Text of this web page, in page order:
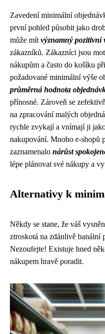
Zavedení minimální
první pohled působit jako
může mít významný pozitivní
zákazníků. Zákazníci jsou
nákupům a často do košíku
požadované minimální výše
průměrná hodnota
přínosné. Zároveň se
na zpracování malých
rychle zvykají a vnímají ji
nakupování. Mnoho e-shopů
zaznamenalo nárůst
lépe plánovat své nákupy a
Alternativy k
Někdy se stane, že váš
ztroskotá na zdánlivě banální
Nezoufejte! Existuje hned
nákupem hravě poradit.